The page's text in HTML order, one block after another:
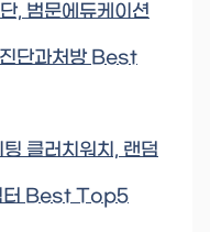
, 범문에듀케이션
단과처방 Best
클러치워치, 랜덤
터 Best Top5